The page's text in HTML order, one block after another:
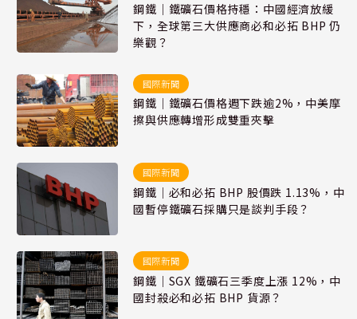
鋼鐵｜鐵礦石價格持穩：中國經濟放緩
下，全球第三大供應商必和必拓 BHP 仍
樂觀？
國際新聞
鋼鐵｜鐵礦石價格週下跌逾2%，中美摩
擦與供應轉增形成雙重夾擊
國際新聞
鋼鐵｜必和必拓 BHP 股價跌 1.13%，中
國暫停鐵礦石採購只是談判手段？
國際新聞
鋼鐵｜SGX 鐵礦石三季度上漲 12%，中
國封殺必和必拓 BHP 貨源？